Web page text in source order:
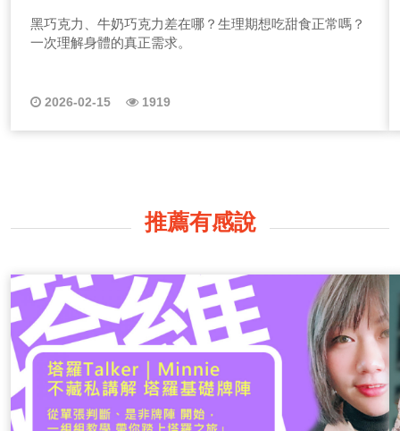
「巧克力作用」與生理期飲食真相！
黑巧克力、牛奶巧克力差在哪？生理期想吃甜食正常嗎？
一次理解身體的真正需求。
2026-02-15 1919
推薦有感說